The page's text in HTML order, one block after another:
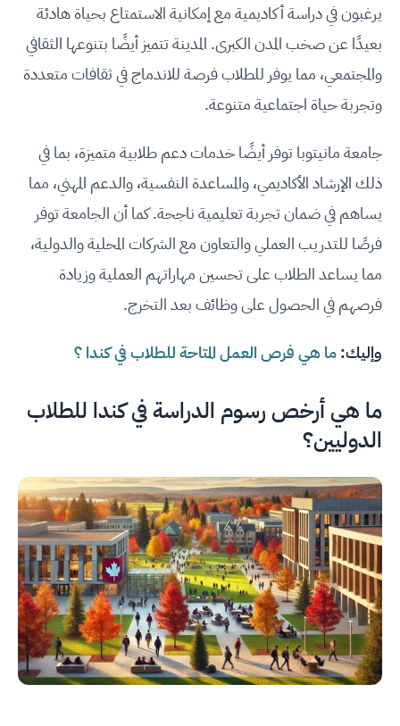
يرغبون في دراسة أكاديمية مع إمكانية الاستمتاع بحياة هادئة
بعيدًا عن صخب المدن الكبرى. المدينة تتميز أيضًا بتنوعها الثقافي
والمجتمعي، مما يوفر للطلاب فرصة للاندماج في ثقافات متعددة
وتجربة حياة اجتماعية متنوعة.
جامعة مانيتوبا توفر أيضًا خدمات دعم طلابية متميزة، بما في
ذلك الإرشاد الأكاديمي، والمساعدة النفسية، والدعم المهني، مما
يساهم في ضمان تجربة تعليمية ناجحة. كما أن الجامعة توفر
فرصًا للتدريب العملي والتعاون مع الشركات المحلية والدولية،
مما يساعد الطلاب على تحسين مهاراتهم العملية وزيادة
فرصهم في الحصول على وظائف بعد التخرج.
وإليك:ما هي فرص العمل المتاحة للطلاب في كندا ؟
ما هي أرخص رسوم الدراسة في كندا للطلاب
الدوليين؟